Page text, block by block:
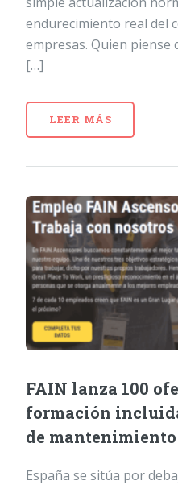
endurecimiento real del
empresas. Quien piense
[…]
LEER MÁS
FAIN lanza 100
formación
de mantenimiento
España se sitúa por